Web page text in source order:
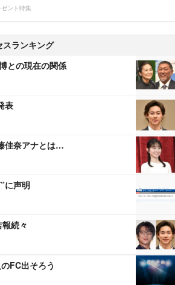
ゼント特集
スランキング
との現在の関係
表
佳奈アナとは…
に声明
続々
FC出そろう